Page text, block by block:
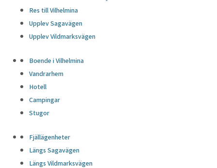
Res till Vilhelmina
Upplev Sagavägen
Upplev Vildmarksvägen
Boende i Vilhelmina
Vandrarhem
Hotell
Campingar
Stugor
Fjällägenheter
Längs Sagavägen
Längs Vildmarksvägen